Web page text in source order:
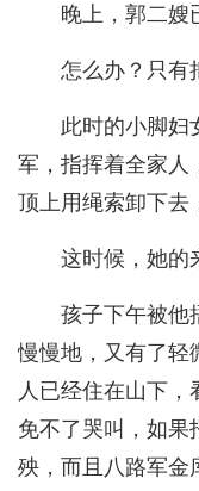
晚上，郭二嫂
怎么办？只有
此时的小脚妇
军，指挥着全家人
顶上用绳索卸下去
这时候，她的
孩子下午被他
慢慢地，又有了轻
人已经住在山下，
免不了哭叫，如果
殃，而且八路军金